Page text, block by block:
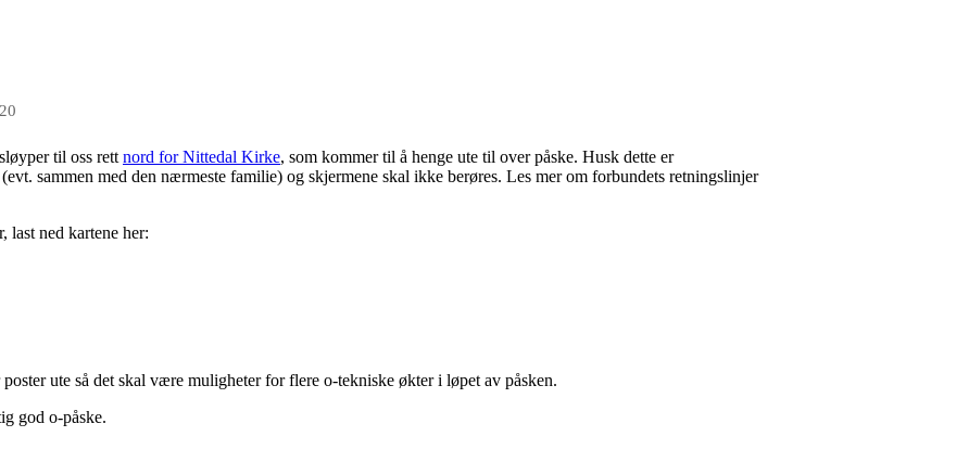
til oss rett nord for Nittedal Kirke, som kommer til å henge ute til over påske. Husk dette er
sammen med den nærmeste familie) og skjermene skal ikke berøres. Les mer om forbundets retningslinjer
last ned kartene her:
ute så det skal være muligheter for flere o-tekniske økter i løpet av påsken.
god o-påske.